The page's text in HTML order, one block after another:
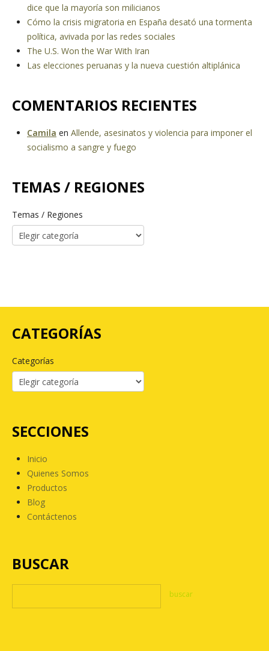
dice que la mayoría son milicianos
Cómo la crisis migratoria en España desató una tormenta
política, avivada por las redes sociales
The U.S. Won the War With Iran
Las elecciones peruanas y la nueva cuestión altiplánica
COMENTARIOS RECIENTES
Camila en Allende, asesinatos y violencia para imponer el
socialismo a sangre y fuego
TEMAS / REGIONES
Temas / Regiones
CATEGORÍAS
Categorías
SECCIONES
Inicio
Quienes Somos
Productos
Blog
Contáctenos
BUSCAR